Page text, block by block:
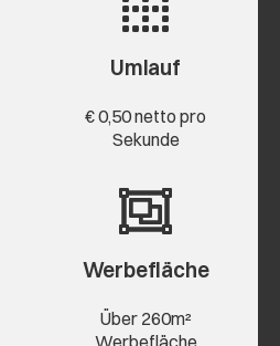
Umlauf
€ 0,50 netto pro
Sekunde
Werbe­fläche
Über 260m²
Werbefläche